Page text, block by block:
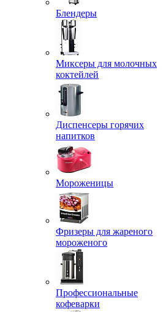
Блендеры
Миксеры для молочных
коктейлей
Диспенсеры горячих
напитков
Мороженицы
Фризеры для жареного
мороженого
Профессиональные
кофеварки